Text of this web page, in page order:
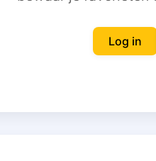
Log in